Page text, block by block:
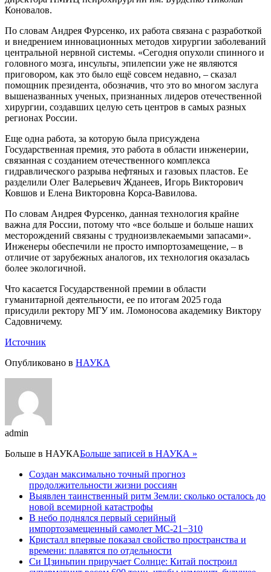
Коновалов.
По словам Андрея Фурсенко, их работа связана с разработкой
и внедрением инновационных методов хирургии заболеваний
центральной нервной системы. «Сегодня опухоли спинного и
головного мозга, инсульты, эпилепсии уже не являются
приговором, как это было ещё совсем недавно, – сказал
помощник президента, обозначив, что это во многом заслуга
вышеназванных ученых, признанных лидеров отечественной
хирургии, создавших целую сеть центров в самых разных
регионах России.
Еще одна работа, за которую была присуждена
Государственная премия, это работа в области инженерии,
связанная с созданием отечественного комплекса
гидравлического разрыва нефтяных и газовых пластов. Ее
разделили Олег Валерьевич Жданеев, Игорь Викторович
Ковшов и Елена Викторовна Корса-Вавилова.
По словам Андрея Фурсенко, данная технология крайне
важна для России, потому что «все больше и больше наших
месторождений связаны с трудноизвлекаемыми запасами».
Инженеры обеспечили не просто импортозамещение, – в
отличие от зарубежных аналогов, их технология оказалась
более экологичной.
Что касается Государственной премии в области
гуманитарной деятельности, ее по итогам 2025 года
присудили ректору МГУ им. Ломоносова академику Виктору
Садовничему.
Источник
Опубликовано в НАУКА
admin
Больше в НАУКАБольше записей в НАУКА »
Создан максимально точный прогноз
продолжительности жизни россиян
Выявлен таинственный ритм Земли: сколько осталось до
новой всемирной катастрофы
В небо поднялся первый серийный
импортозамещенный самолет МС-21−310
Кристалл впервые показал свойство пространства и
времени: плавятся по отдельности
Си Цзиньпин приручает Солнце: Китай построил